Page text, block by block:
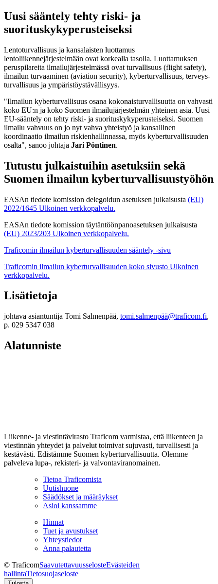
Uusi sääntely tehty riski- ja
suorituskykyperusteiseksi
Lentoturvallisuus ja kansalaisten luottamus
lentoliikennejärjestelmään ovat korkealla tasolla. Luottamuksen
peruspilareita ilmailujärjestelmässä ovat turvallisuus (flight safety),
ilmailun turvaaminen (aviation security), kyberturvallisuus, terveys­
turvallisuus ja ympäristöystävällisyys.
"Ilmailun kyberturvallisuus osana kokonaisturvallisuutta on vahvasti
koko EU:n ja koko Suomen ilmailujär­jestelmän yhteinen asia. Uusi
EU-sääntely on tehty riski- ja suorituskykyperusteiseksi. Suomen
ilmailu vahvuus on jo nyt vahva yhteistyö ja kansallinen
koordinaatio ilmailun riskienhallinnassa, myös kyberturvallisuuden
osalta", sanoo johtaja Jari Pöntinen.
Tutustu julkaistuihin asetuksiin sekä
Suomen ilmailun kyberturvallisuustyöhön
EASAn tiedote komission delegoidun asetuksen julkaisusta (EU)
2022/1645 Ulkoinen verkkopalvelu.
EASAn tiedote komission täytäntöönpanoasetuksen julkaisusta
(EU) 2023/203 Ulkoinen verkkopalvelu.
Traficomin ilmailun kyberturvallisuuden sääntely -sivu
Traficomin ilmailun kyberturvallisuuden koko sivusto Ulkoinen
verkkopalvelu.
Lisätietoja
johtava asiantuntija Tomi Salmenpää, tomi.salmenpää@traficom.fi,
p. 029 5347 038
Alatunniste
Liikenne- ja viestintävirasto Traficom varmistaa, että liikenteen ja
viestinnän yhteydet ja palvelut toimivat sujuvasti, turvallisesti ja
kestävästi. Edistämme Suomen kyberturvallisuutta. Olemme
palveleva lupa-, rekisteri- ja valvontaviranomainen.
Tietoa Traficomista
Uutishuone
Säädökset ja määräykset
Asioi kanssamme
Hinnat
Tuet ja avustukset
Yhteystiedot
Anna palautetta
© TraficomSaavutettavuusselosteEvästeiden
hallintaTietosuojaseloste